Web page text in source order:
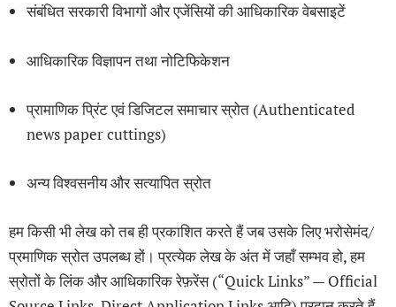
संबंधित सरकारी विभागों और एजेंसियों की आधिकारिक वेबसाइटें
आधिकारिक विज्ञापन तथा नोटिफिकेशन
प्रामाणिक प्रिंट एवं डिजिटल समाचार स्रोत (Authenticated
news paper cuttings)
अन्य विश्वसनीय और सत्यापित स्रोत
हम किसी भी लेख को तब ही प्रकाशित करते हैं जब उसके लिए भरोसेमंद/
प्रमाणिक स्रोत उपलब्ध हों। प्रत्येक लेख के अंत में जहाँ सम्भव हो, हम
स्रोतों के लिंक और आधिकारिक रेफ़रेंस (“Quick Links” — Official